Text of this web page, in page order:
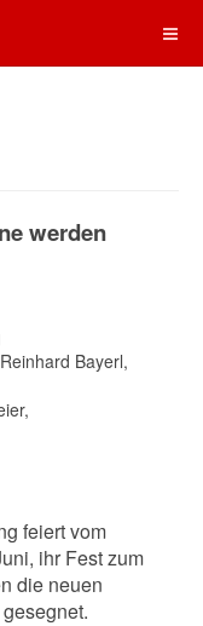
werden
Bayerl,
feiert vom
ihr Fest zum
die neuen